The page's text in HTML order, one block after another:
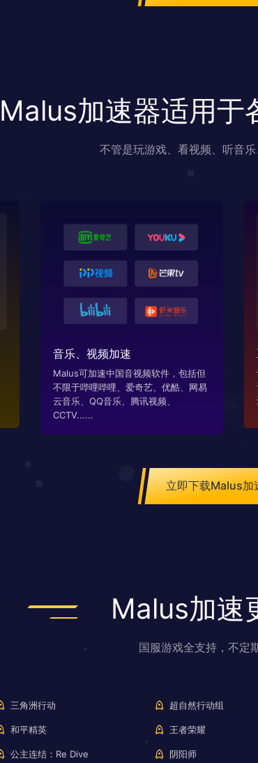
Malus加速器适用于
不管是玩游戏、看视频、听音
音乐、视频加速
Malus可加速中国音视频软件，包括但
不限于哔哩哔哩、爱奇艺、优酷、网易
云音乐、QQ音乐、腾讯视频、
CCTV......
立即下载Malus加
Malus加速
国服游戏全支持，不定
三角洲行动 超自然行动组
和平精英 王者荣耀
公主连结：Re Dive 阴阳师